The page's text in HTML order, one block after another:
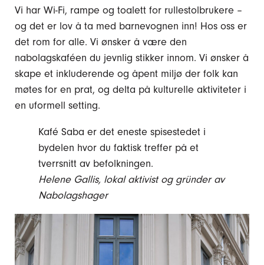
Vi har Wi-Fi, rampe og toalett for rullestolbrukere –
og det er lov å ta med barnevognen inn! Hos oss er
det rom for alle. Vi ønsker å være den
nabolagskaféen du jevnlig stikker innom. Vi ønsker å
skape et inkluderende og åpent miljø der folk kan
møtes for en prat, og delta på kulturelle aktiviteter i
en uformell setting.
Kafé Saba er det eneste spisestedet i
bydelen hvor du faktisk treffer på et
tverrsnitt av befolkningen.
Helene Gallis, lokal aktivist og gründer av
Nabolagshager